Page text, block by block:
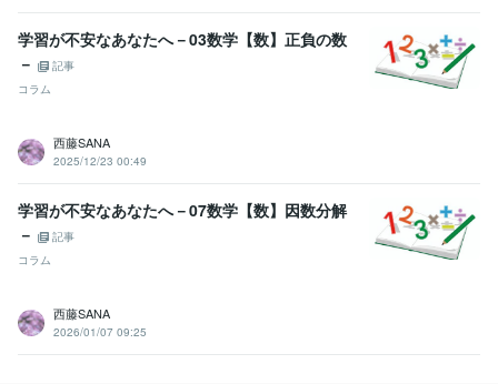
学習が不安なあなたへ－03数学【数】正負の数
－
記事
コラム
西藤SANA
2025/12/23 00:49
学習が不安なあなたへ－07数学【数】因数分解
－
記事
コラム
西藤SANA
2026/01/07 09:25